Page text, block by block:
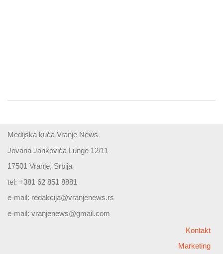
Medijska kuća Vranje News
Jovana Jankovića Lunge 12/11
17501 Vranje, Srbija
tel: +381 62 851 8881
e-mail: redakcija@vranjenews.rs
e-mail: vranjenews@gmail.com
Kontakt
Marketing